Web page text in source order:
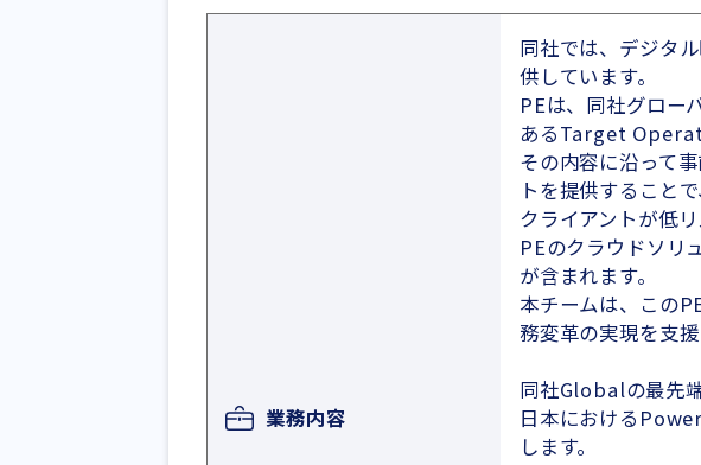
業務内容
同社では、デジタ
供しています。
PEは、同社グロー
あるTarget
その内容に沿って
トを提供することで
クライアントが低
PEのクラウドソ
が含まれます。
本チームは、この
務変革の実現を支援
同社Globalの最先
日本における
します。